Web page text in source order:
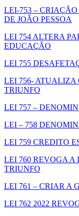
Share
LEI-753 –
DE JOÃO PESSOA
LEI 754 ALTERA
EDUCAÇÃO
LEI 755
LEI 756- ATUALIZA
TRIUNFO
LEI 757 –
LEI – 758
LEI 759 CREDITO
LEI 760 REVOGA A
TRIUNFO
LEI 761 – CRIAR A
LEI 762 2022